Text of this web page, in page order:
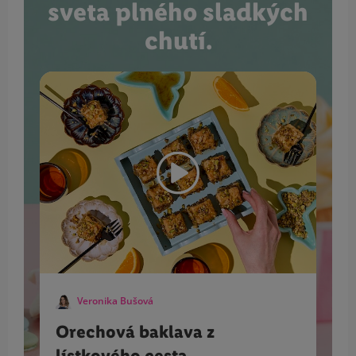
sveta plného sladkých
chutí.
Veronika Bušová
Orechová baklava z